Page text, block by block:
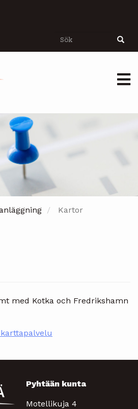
Sök Sök
Kartor
med Kotka och Fredrikshamn
Pyhtään kunta
Motellikuja 4